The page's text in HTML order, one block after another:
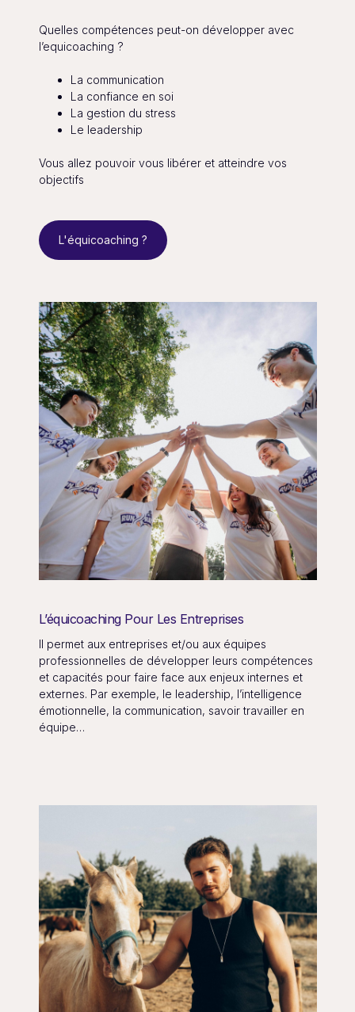
Quelles compétences peut-on développer avec
l’equicoaching ?
La communication
La confiance en soi
La gestion du stress
Le leadership
Vous allez pouvoir vous libérer et atteindre vos
objectifs
L'équicoaching ?
L’équicoaching Pour Les Entreprises
Il permet aux entreprises et/ou aux équipes
professionnelles de développer leurs compétences
et capacités pour faire face aux enjeux internes et
externes. Par exemple, le leadership, l’intelligence
émotionnelle, la communication, savoir travailler en
équipe…